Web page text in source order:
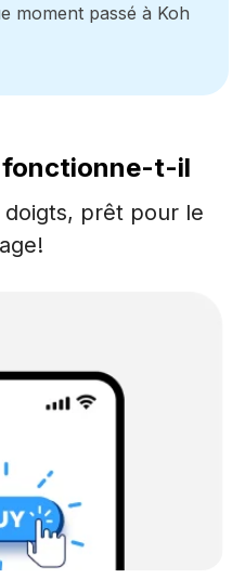
moment passé à Koh
fonctionne-t-il
doigts, prêt pour le